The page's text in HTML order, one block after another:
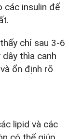
các insulin để
chỉ sau 3-6
thìa canh
ổn định rõ
lipid và các